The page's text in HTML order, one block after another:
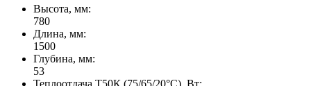
Высота, мм:
780
Длина, мм:
1500
Глубина, мм:
53